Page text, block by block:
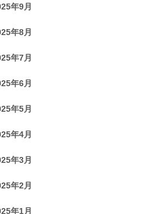
年9月
年8月
年7月
年6月
年5月
年4月
年3月
年2月
年1月